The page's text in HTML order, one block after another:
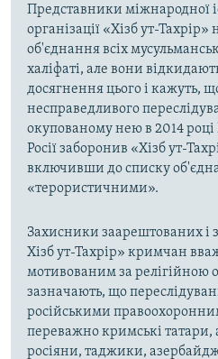
Представники міжнародної
організації «Хізб ут-
об'єднання всіх
халіфаті, але вони
досягнення цього і кажуть,
несправедливого
окупованому нею в 2014
Росії заборонив «Хізб ут-
включивши до списку
«терористичними».
Захисники заарештованих і
Хізб ут-Тахрір» кримчан
мотивованим за релігійною
зазначають, що
російськими
переважно кримські татари,
росіяни, таджики,